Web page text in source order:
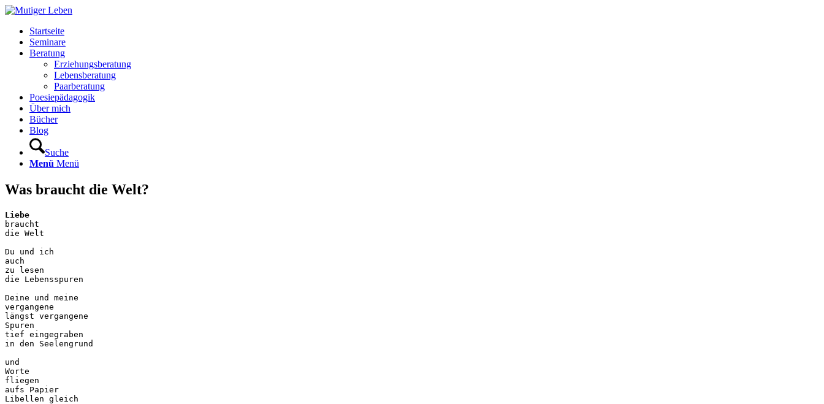
Startseite
Seminare
Beratung
Erziehungsberatung
Lebensberatung
Paarberatung
Poesiepädagogik
Über mich
Bücher
Blog
Suche
Menü Menü
Was braucht die Welt?
Liebe
braucht
die Welt
Du und ich
auch
zu lesen
die Lebensspuren
Deine und meine
vergangene
längst vergangene
Spuren
tief eingegraben
in den Seelengrund
und
Worte
fliegen
aufs Papier
Libellen gleich